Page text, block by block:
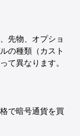
先物、オプショ
の種類（カスト
て異なります。
で暗号通貨を買